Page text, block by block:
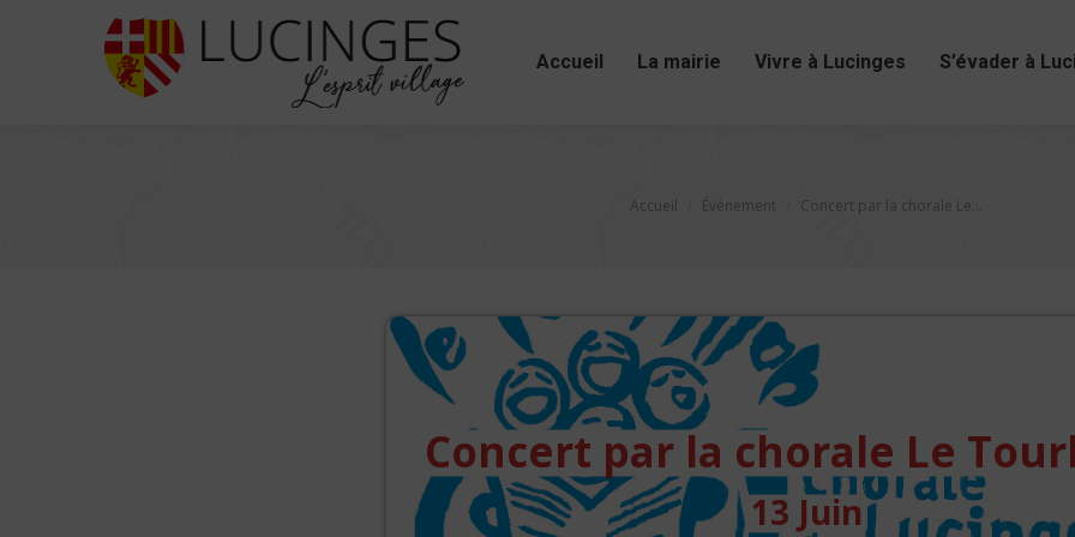
Accueil La mairie Vivre à Lucinges S’évader à
Accueil Évènement Concert par la chorale Le…
Concert par la chorale Le
13 Juin